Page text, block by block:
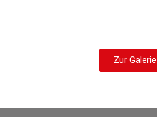
Zur Galerie